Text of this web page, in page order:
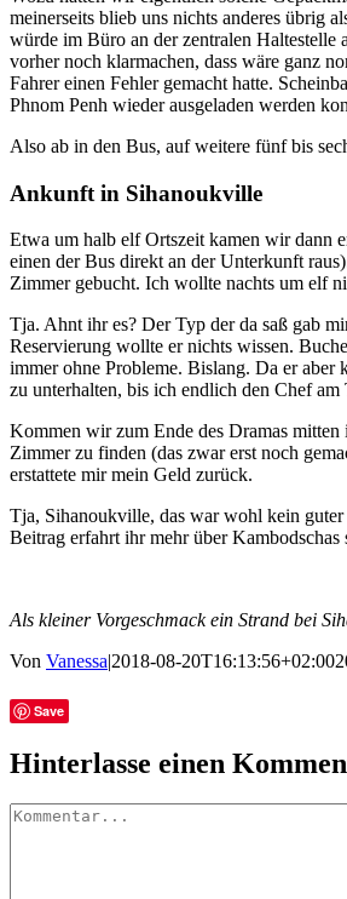
meinerseits blieb uns nichts anderes übrig
würde im Büro an der zentralen
vorher noch klarmachen, dass wäre ganz
Fahrer einen Fehler gemacht hatte.
Phnom Penh wieder ausgeladen werden
Also ab in den Bus, auf weitere fünf bis
Ankunft in Sihanoukville
Etwa um halb elf Ortszeit kamen wir dann
einen der Bus direkt an der Unterkunft
Zimmer gebucht. Ich wollte nachts um elf
Tja. Ahnt ihr es? Der Typ der da saß gab
Reservierung wollte er nichts wissen.
immer ohne Probleme. Bislang. Da er
zu unterhalten, bis ich endlich den Chef
Kommen wir zum Ende des Dramas mitten
Zimmer zu finden (das zwar erst noch
erstattete mir mein Geld zurück.
Tja, Sihanoukville, das war wohl kein
Beitrag erfahrt ihr mehr über Kambodschas
Als kleiner Vorgeschmack ein Strand bei
Von Vanessa|2018-08-20T16:13:56+02:00
Facebook
Twitter
Tumblr
Save E-
Mail
Hinterlasse einen
Kommentar